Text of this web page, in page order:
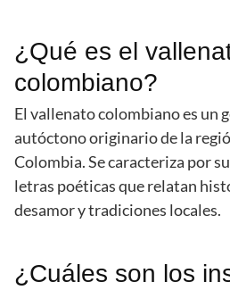
¿Qué es el
colombiano?
El vallenato colombiano es un
autóctono originario de la
Colombia. Se caracteriza por
letras poéticas que relatan
desamor y tradiciones locales.
¿Cuáles son los